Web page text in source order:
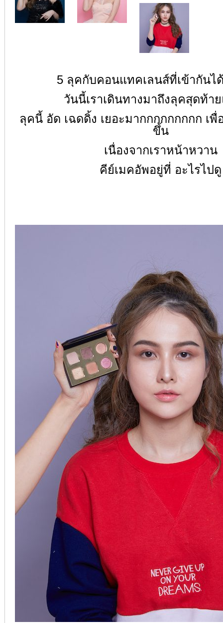
5 ลุคกับคอนแทคเลนส์ที่เข้ากันไ
วันนี้เราเดินทางมาถึงลุคสุดท้า
ลุคนี้ อัด เฉดดิ้ง เยอะมากกกกกกกกก เ
ขึ้น
เนื่องจากเราหน้าหวาน
คีย์เมคอัพอยู่ที่ อะไรไปดู